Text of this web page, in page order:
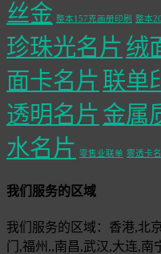
丝金 整本157克画册印刷 整本
珍珠光名片 绒
面卡名片 联单
透明名片 金属
水名片 零售业联单 雾透卡
我们服务的区域
我们服务的区域：香港,北
门,福州,,南昌,武汉,大连,南